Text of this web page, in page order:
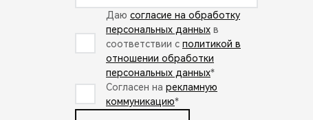
Даю согласие на обработку
персональных данных в
соответствии с политикой в
отношении обработки
персональных данных*
Согласен на рекламную
коммуникацию*